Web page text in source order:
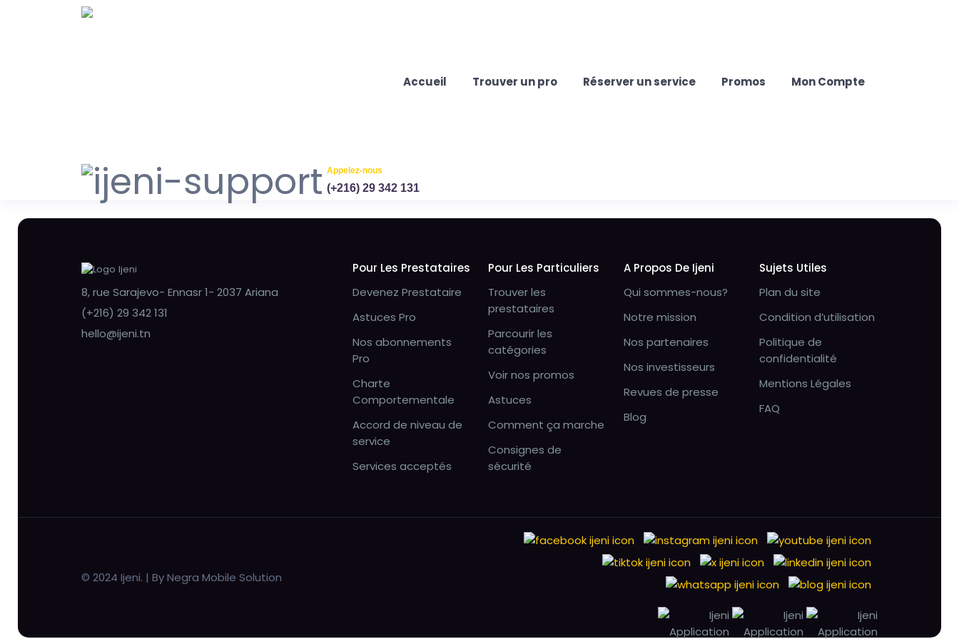
Accueil Trouver un pro Réserver un service Promos Mon Compte
Appelez-nous
(+216) 29 342 131
8, rue Sarajevo- Ennasr 1- 2037 Ariana
(+216) 29 342 131
hello@ijeni.tn
Pour Les Prestataires
Devenez Prestataire
Astuces Pro
Nos abonnements
Pro
Charte
Comportementale
Accord de niveau de
service
Services acceptés
Pour Les Particuliers
Trouver les
prestataires
Parcourir les
catégories
Voir nos promos
Astuces
Comment ça marche
Consignes de
sécurité
A Propos De Ijeni
Qui sommes-nous?
Notre mission
Nos partenaires
Nos investisseurs
Revues de presse
Blog
Sujets Utiles
Plan du site
Condition d’utilisation
Politique de
confidentialité
Mentions Légales
FAQ
© 2024 Ijeni. | By Negra Mobile Solution